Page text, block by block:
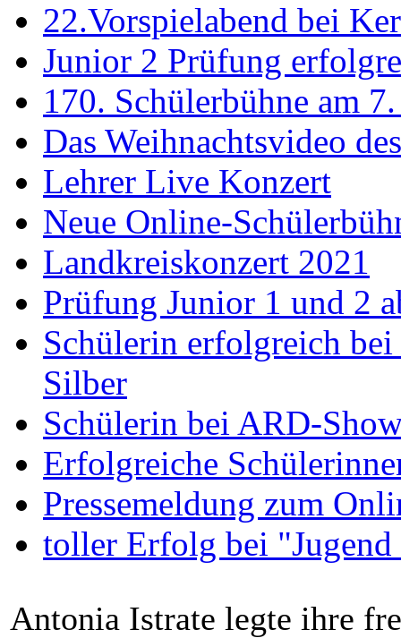
22.Vorspielabend bei
Junior 2 Prüfung
170. Schülerbühne am
Das Weihnachtsvideo
Lehrer Live Konzert
Neue Online-
Landkreiskonzert 2021
Prüfung Junior 1 und 2
Schülerin erfolgreich
Silber
Schülerin bei ARD-
Erfolgreiche
Pressemeldung zum
toller Erfolg bei
Antonia Istrate legte ihre